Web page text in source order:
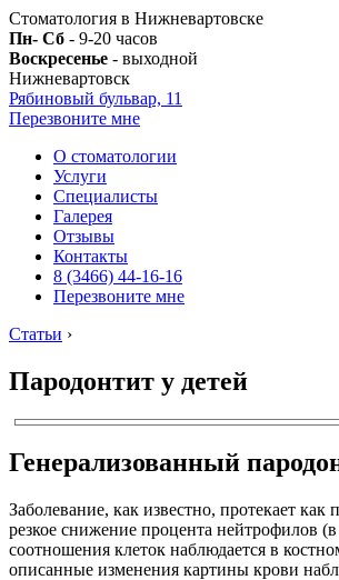
Стоматология в Нижневартовске
Пн- Сб - 9-20 часов
Воскресенье - выходной
Нижневартовск
Рябиновый бульвар, 11
Перезвоните мне
О стоматологии
Услуги
Специалисты
Галерея
Отзывы
Контакты
8 (3466) 44-16-16
Перезвоните мне
Статьи ›
Пародонтит у детей
Генерализованный
Заболевание, как известно, протекает
резкое снижение процента нейтрофилов
соотношения клеток наблюдается в
описанные изменения картины крови